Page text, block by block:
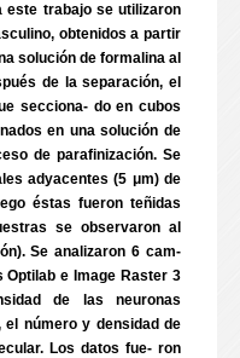
este trabajo se utilizaron
obtenidos a partir
solución de formalina al
de la separación, el
secciona- do en cubos
en una solución de
de parafinización. Se
adyacentes (5 μm) de
éstas fueron teñidas
se observaron al
Se analizaron 6 cam-
e Image Raster 3
de las neuronas
número y densidad de
Los datos fue- ron